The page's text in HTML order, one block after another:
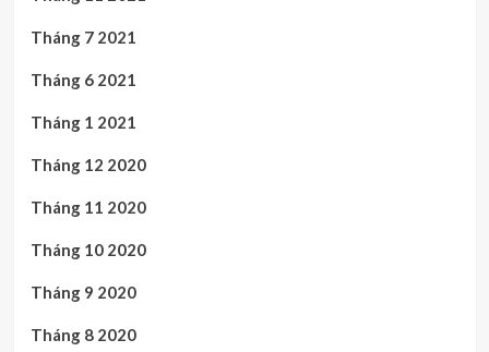
Tháng 7 2021
Tháng 6 2021
Tháng 1 2021
Tháng 12 2020
Tháng 11 2020
Tháng 10 2020
Tháng 9 2020
Tháng 8 2020